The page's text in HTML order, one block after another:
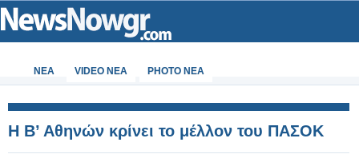
ΝΕΑ VIDEO NEA PHOTO NEA
Η Β’ Αθηνών κρίνει το μέλλον του ΠΑΣΟΚ